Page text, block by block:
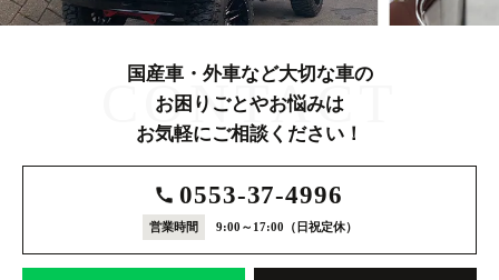
CONTACT
国産車・外車など大切な車の
お困りごとやお悩みは
お気軽にご相談ください！
0553-37-4996
営業時間 9:00～17:00 （日祝定休）